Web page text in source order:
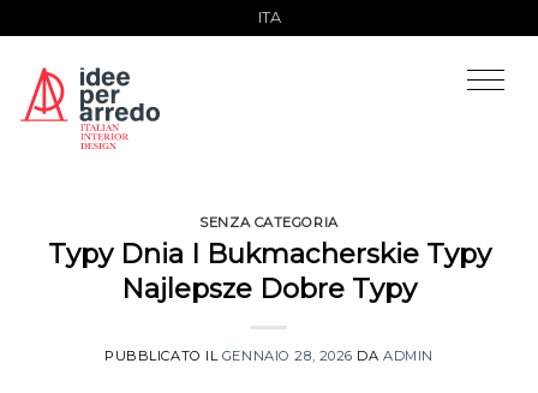
contenuti
ITA
SENZA CATEGORIA
Typy Dnia I Bukmacherskie Typy
Najlepsze Dobre Typy
PUBBLICATO IL GENNAIO 28, 2026 DAADMIN